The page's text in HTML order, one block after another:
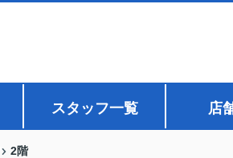
スタッフ一覧 店
2階